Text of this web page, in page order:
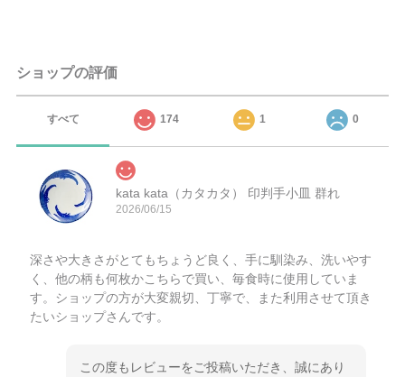
ショップの評価
すべて 174 1 0
kata kata（カタカタ） 印判手小皿 群れ
2026/06/15
深さや大きさがとてもちょうど良く、手に馴染み、洗いやす
く、他の柄も何枚かこちらで買い、毎食時に使用していま
す。ショップの方が大変親切、丁寧で、また利用させて頂き
たいショップさんです。
この度もレビューをご投稿いただき、誠にあり